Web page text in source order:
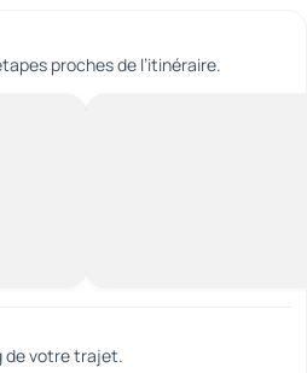
proches de l’itinéraire.
de votre trajet.